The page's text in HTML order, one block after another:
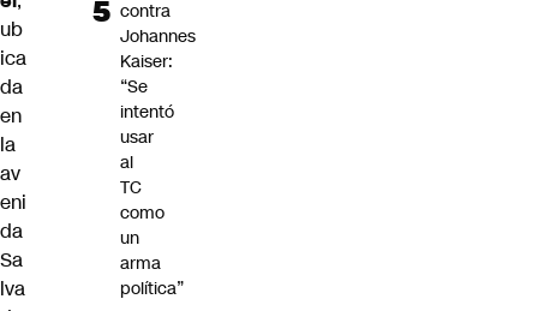
ub
ica
da
en
la
av
eni
da
Sa
lva
contra
Johannes
Kaiser:
“Se
intentó
usar
al
TC
como
un
arma
política”